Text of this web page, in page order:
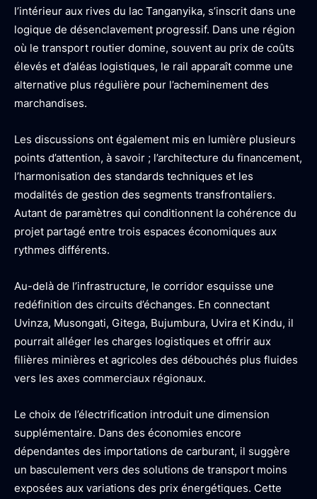
l’intérieur aux rives du lac Tanganyika, s’inscrit dans une
logique de désenclavement progressif. Dans une région
où le transport routier domine, souvent au prix de coûts
élevés et d’aléas logistiques, le rail apparaît comme une
alternative plus régulière pour l’acheminement des
marchandises.
Les discussions ont également mis en lumière plusieurs
points d’attention, à savoir ; l’architecture du financement,
l’harmonisation des standards techniques et les
modalités de gestion des segments transfrontaliers.
Autant de paramètres qui conditionnent la cohérence du
projet partagé entre trois espaces économiques aux
rythmes différents.
Au-delà de l’infrastructure, le corridor esquisse une
redéfinition des circuits d’échanges. En connectant
Uvinza, Musongati, Gitega, Bujumbura, Uvira et Kindu, il
pourrait alléger les charges logistiques et offrir aux
filières minières et agricoles des débouchés plus fluides
vers les axes commerciaux régionaux.
Le choix de l’électrification introduit une dimension
supplémentaire. Dans des économies encore
dépendantes des importations de carburant, il suggère
un basculement vers des solutions de transport moins
exposées aux variations des prix énergétiques. Cette